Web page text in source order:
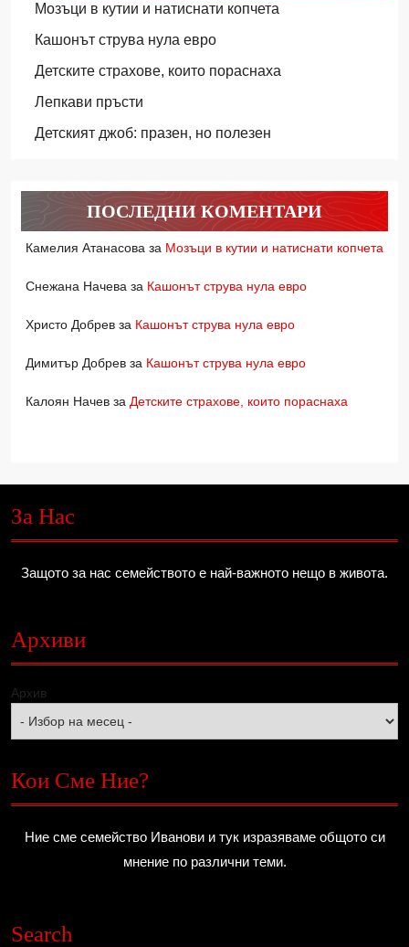
Мозъци в кутии и натиснати копчета
Кашонът струва нула евро
Детските страхове, които пораснаха
Лепкави пръсти
Детският джоб: празен, но полезен
ПОСЛЕДНИ КОМЕНТАРИ
Камелия Атанасова за Мозъци в кутии и натиснати копчета
Снежана Начева за Кашонът струва нула евро
Христо Добрев за Кашонът струва нула евро
Димитър Добрев за Кашонът струва нула евро
Калоян Начев за Детските страхове, които пораснаха
За Нас
Защото за нас семейството е най-важното нещо в живота.
Архиви
Архив
Кои Сме Ние?
Ние сме семейство Иванови и тук изразяваме общото си
мнение по различни теми.
Search